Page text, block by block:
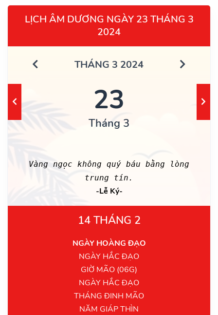
LỊCH ÂM DƯƠNG NGÀY 23 THÁNG 3
2024
THÁNG 3 2024
23
Tháng 3
Vàng ngọc không quý báu bằng lòng
trung tín.
-Lễ Ký-
14 THÁNG 2
NGÀY HOÀNG ĐẠO
NGÀY HẮC ĐẠO
GIỜ MÃO (06G)
NGÀY HẮC ĐẠO
THÁNG ĐINH MÃO
NĂM GIÁP THÌN